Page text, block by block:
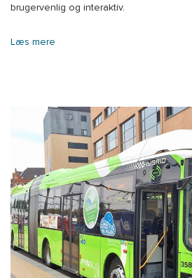
brugervenlig og interaktiv.
Læs mere